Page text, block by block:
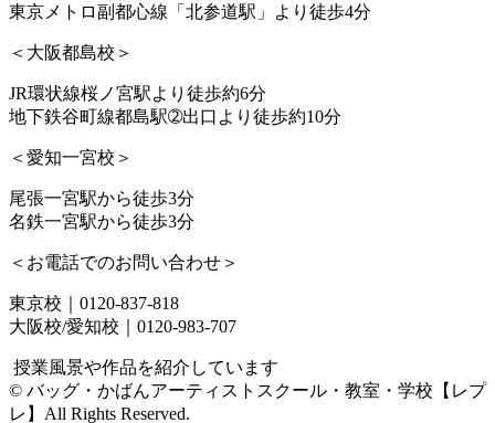
東京メトロ副都心線「北参道駅」より徒歩4分
＜大阪都島校＞
JR環状線桜ノ宮駅より徒歩約6分
地下鉄谷町線都島駅➁出口より徒歩約10分
＜愛知一宮校＞
尾張一宮駅から徒歩3分
名鉄一宮駅から徒歩3分
＜お電話でのお問い合わせ＞
東京校｜0120-837-818
大阪校/愛知校｜0120-983-707
授業風景や作品を紹介しています
© バッグ・かばんアーティストスクール・教室・学校【レプ
レ】All Rights Reserved.